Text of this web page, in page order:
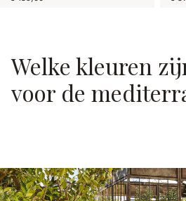
Welke kleuren
voor de